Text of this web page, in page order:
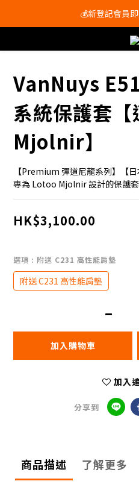
會員尊享購物滿
💰新登記會員
會員尊享購物滿
VanNuys
系統保護套
Mjolnir】
【Premium 彈道尼龍系列】【日
專為 Lotoo Mjolnir 設計的保護
HK$3,100.00
選項 : 附送 C231 高性能肩墊
附送 C231 高性能肩墊
加入購物車
加入
分享到
商品描述 了解更多